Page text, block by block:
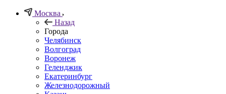
Москва
Назад
Города
Челябинск
Волгоград
Воронеж
Геленджик
Екатеринбург
Железнодорожный